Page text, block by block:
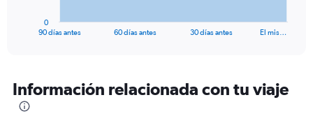
Range:
91
categories.
90 días antes 60 días antes 30 días antes El mis…
0
Información relacionada con tu viaje